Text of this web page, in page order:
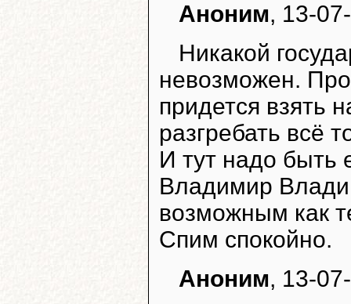
Аноним, 13-
Никакой
невозможен.
придется взять
разгребать всё
И тут надо
Владимир
возможным как
Спим спокойно.
Аноним, 13-